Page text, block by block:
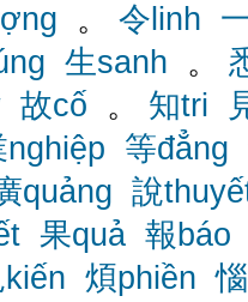
。 令linh
生sanh 。
故cố 。 知tri
nghiệp 等đẳng
quảng 說
果quả 報báo
kiến 煩phiền